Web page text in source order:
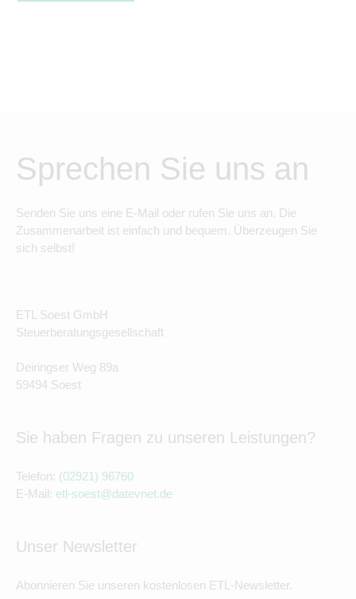
Sprechen Sie uns an
Senden Sie uns eine E-Mail oder rufen Sie uns an. Die
Zusammenarbeit ist einfach und bequem. Überzeugen Sie
sich selbst!
ETL Soest GmbH
Steuerberatungsgesellschaft
Deiringser Weg 89a
59494 Soest
Sie haben Fragen zu unseren Leistungen?
Telefon: (02921) 96760
E-Mail: etl-soest@datevnet.de
Unser Newsletter
Abonnieren Sie unseren kostenlosen ETL-Newsletter.